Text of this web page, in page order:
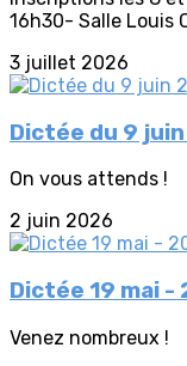
16h30- Salle Louis
3 juillet 2026
Dictée du 9
On vous attends !
2 juin 2026
Dictée 19 mai -
Venez nombreux !